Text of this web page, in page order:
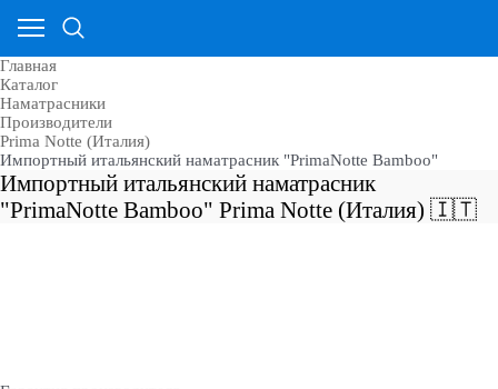
Главная
Каталог
Наматрасники
Производители
Prima Notte (Италия)
Импортный итальянский наматрасник "PrimaNotte Bamboo"
Импортный итальянский наматрасник
"PrimaNotte Bamboo" Prima Notte (Италия) 🇮🇹